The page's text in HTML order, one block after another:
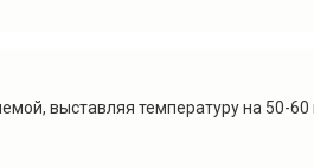
выставляя температуру на 50-